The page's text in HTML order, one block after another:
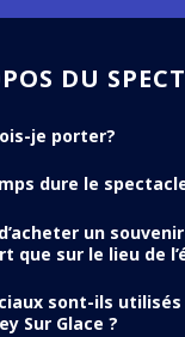
DU
je porter?
dure le
un
que sur le lieu de
sont-ils
Sur Glace ?